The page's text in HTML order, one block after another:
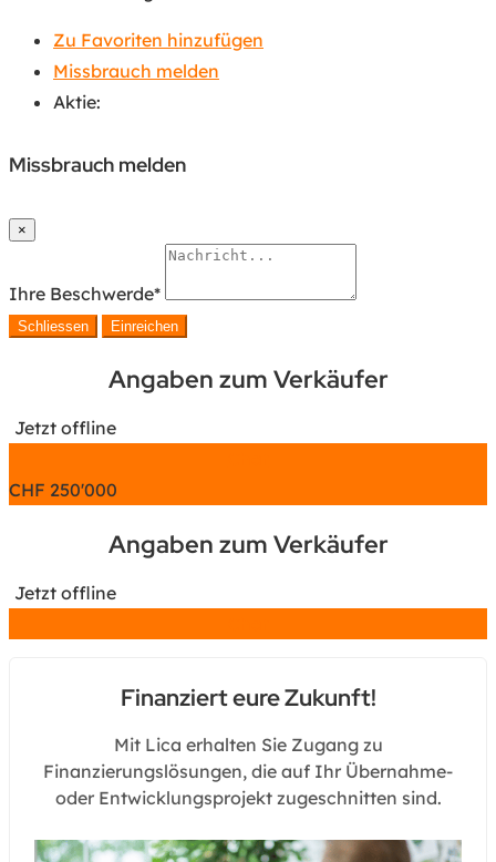
Zu Favoriten hinzufügen
Missbrauch melden
Aktie:
Missbrauch melden
×
Ihre Beschwerde*
Schliessen Einreichen
Angaben zum Verkäufer
Jetzt offline
CHF 250'000
Angaben zum Verkäufer
Jetzt offline
Finanziert eure Zukunft!
Mit Lica erhalten Sie Zugang zu
Finanzierungslösungen, die auf Ihr Übernahme-
oder Entwicklungsprojekt zugeschnitten sind.